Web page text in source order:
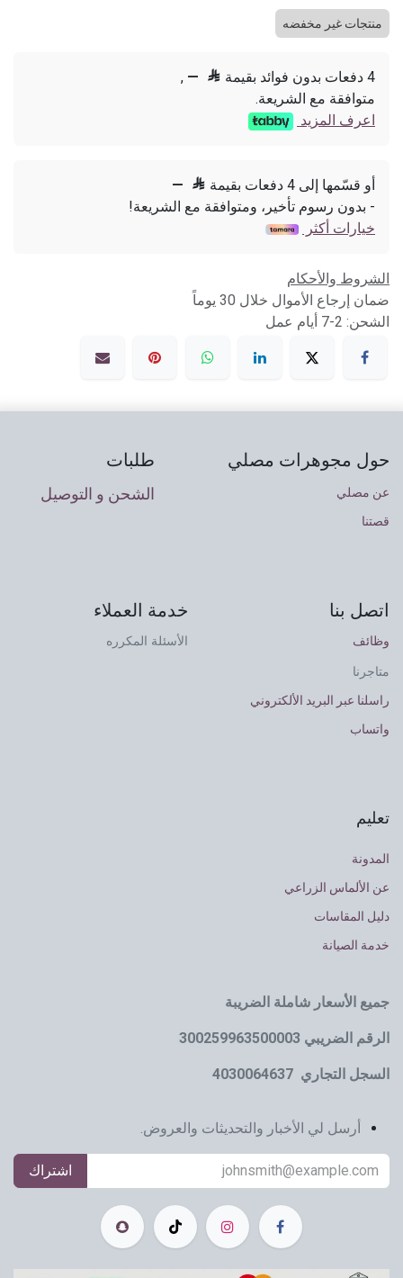
منتجات غير مخفضه
4 دفعات بدون فوائد بقيمة 
—
,
متوافقة مع الشريعة.
اعرف المزيد
أو قسّمها إلى 4 دفعات بقيمة 
—
- بدون رسوم تأخير، ومتوافقة مع الشريعة!
خيارات أكثر
الشروط والأحكام
ضمان إرجاع الأموال خلال 30 يوماً
الشحن: 2-7 أيام عمل
حول مجوهرات مصلي
عن مصلي
قصتنا
طلبات
الشحن و التوصيل
اتصل بنا
وظائف
متاجرنا
راسلنا عبر البريد الألكتروني
واتساب
خدمة العملاء
الأسئلة المكرره
تعليم
المدونة
عن الألماس الزراعي
دليل المقاسات
خدمة الصيانة
جميع الأسعار شاملة الضريبة
الرقم الضريبي 300259963500003
السجل التجاري 4030064637
أرسل لي الأخبار والتحديثات والعروض.
اشتراك